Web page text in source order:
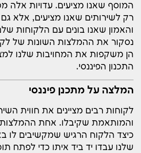
המוסף שאנו מציעים. עדויות אלה
רק לשירותים שאנו מציעים, אלא גם
והאמון שאנו בונים עם הלקוחות
נסקור את ההמלצות השונות של
הן משקפות את המחויבות שלנו
התכנון הפיננסי.
המלצה על מתכנן פיננסי
לקוחות רבים מציינים את חווית
והמותאמת שקיבלו. אחת
כיצד הלקוח הרגיש שמקשיבים לו
שלנו עבדו יד ביד איתו כדי לפתח